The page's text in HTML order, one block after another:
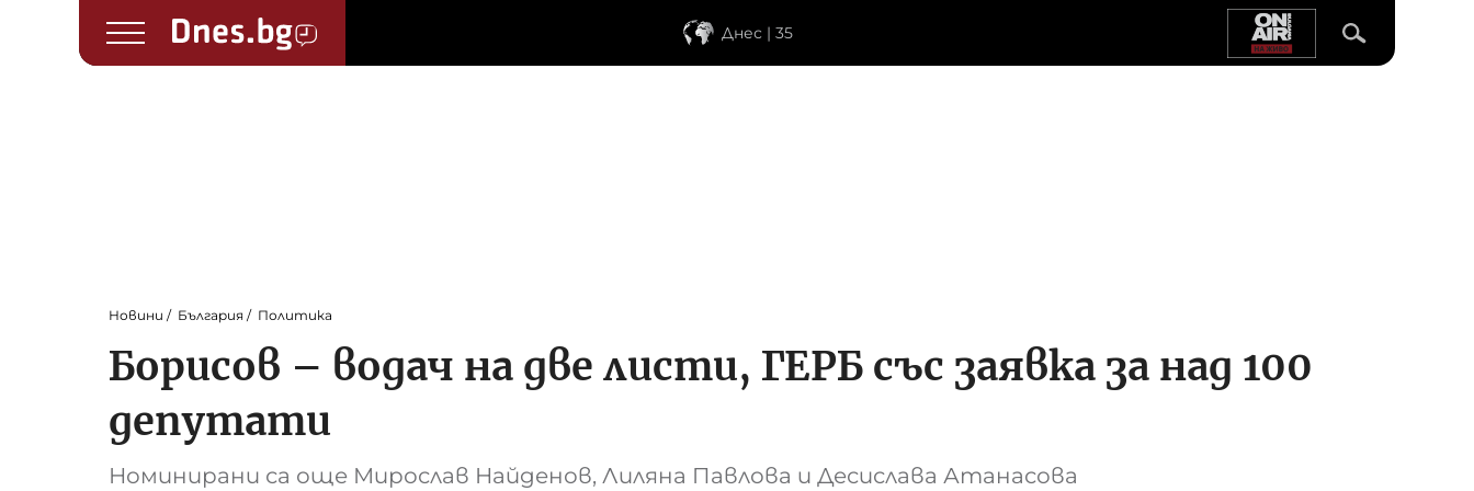
Днес | 35
Новини България Политика
Борисов – водач на две листи, ГЕРБ със заявка за над 100
депутати
Номинирани са още Мирослав Найденов, Лиляна Павлова и Десислава Атанасова